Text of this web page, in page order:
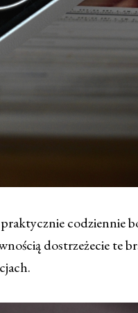
codziennie
dostrzeżecie te